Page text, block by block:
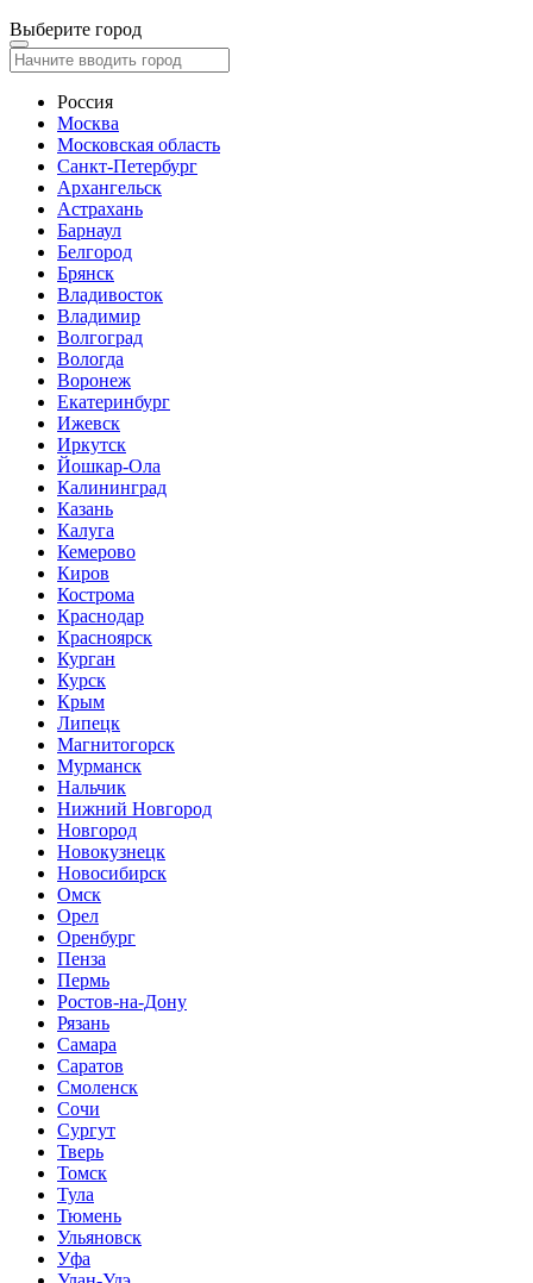
Выберите город
Россия
Москва
Московская область
Санкт-Петербург
Архангельск
Астрахань
Барнаул
Белгород
Брянск
Владивосток
Владимир
Волгоград
Вологда
Воронеж
Екатеринбург
Ижевск
Иркутск
Йошкар-Ола
Калининград
Казань
Калуга
Кемерово
Киров
Кострома
Краснодар
Красноярск
Курган
Курск
Крым
Липецк
Магнитогорск
Мурманск
Нальчик
Нижний Новгород
Новгород
Новокузнецк
Новосибирск
Омск
Орел
Оренбург
Пенза
Пермь
Ростов-на-Дону
Рязань
Самара
Саратов
Смоленск
Сочи
Сургут
Тверь
Томск
Тула
Тюмень
Ульяновск
Уфа